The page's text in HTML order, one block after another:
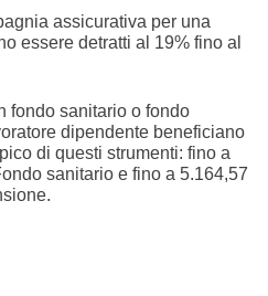
assicurativa per una
essere detratti al 19% fino al
fondo sanitario o fondo
dipendente beneficiano
di questi strumenti: fino a
sanitario e fino a 5.164,57